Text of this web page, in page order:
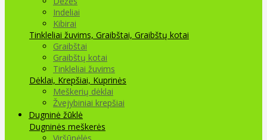
Indeliai
Kibirai
Tinkleliai žuvims, Graibštai, Graibštų kotai
Graibštai
Graibštų kotai
Tinkleliai žuvims
Dėklai, Krepšiai, Kuprinės
Meškerių dėklai
Žvejybiniai krepšiai
Dugninė žūklė
Dugninės meškerės
Viršūnėlės